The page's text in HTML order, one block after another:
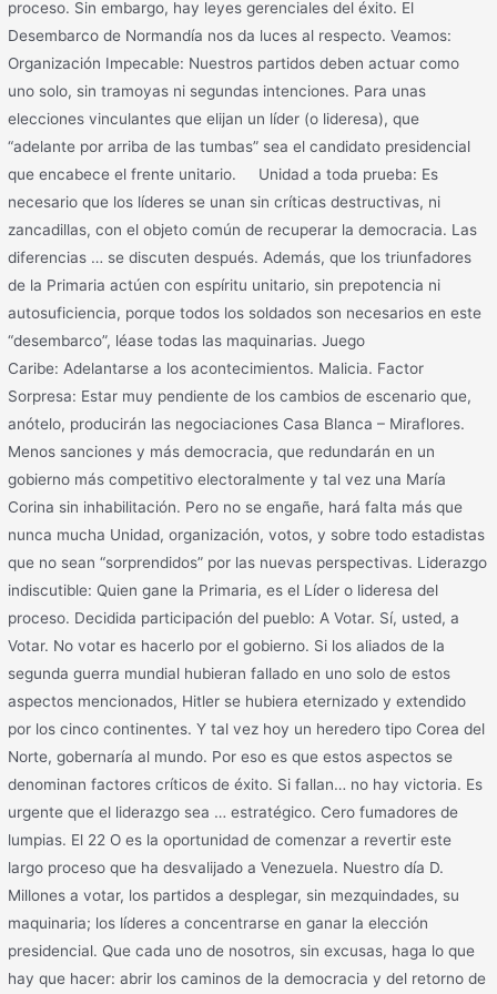
proceso. Sin embargo, hay leyes gerenciales del éxito. El
Desembarco de Normandía nos da luces al respecto. Veamos:
Organización Impecable: Nuestros partidos deben actuar como
uno solo, sin tramoyas ni segundas intenciones. Para unas
elecciones vinculantes que elijan un líder (o lideresa), que
“adelante por arriba de las tumbas” sea el candidato presidencial
que encabece el frente unitario. Unidad a toda prueba: Es
necesario que los líderes se unan sin críticas destructivas, ni
zancadillas, con el objeto común de recuperar la democracia. Las
diferencias … se discuten después. Además, que los triunfadores
de la Primaria actúen con espíritu unitario, sin prepotencia ni
autosuficiencia, porque todos los soldados son necesarios en este
“desembarco”, léase todas las maquinarias. Juego
Caribe: Adelantarse a los acontecimientos. Malicia. Factor
Sorpresa: Estar muy pendiente de los cambios de escenario que,
anótelo, producirán las negociaciones Casa Blanca – Miraflores.
Menos sanciones y más democracia, que redundarán en un
gobierno más competitivo electoralmente y tal vez una María
Corina sin inhabilitación. Pero no se engañe, hará falta más que
nunca mucha Unidad, organización, votos, y sobre todo estadistas
que no sean “sorprendidos” por las nuevas perspectivas. Liderazgo
indiscutible: Quien gane la Primaria, es el Líder o lideresa del
proceso. Decidida participación del pueblo: A Votar. Sí, usted, a
Votar. No votar es hacerlo por el gobierno. Si los aliados de la
segunda guerra mundial hubieran fallado en uno solo de estos
aspectos mencionados, Hitler se hubiera eternizado y extendido
por los cinco continentes. Y tal vez hoy un heredero tipo Corea del
Norte, gobernaría al mundo. Por eso es que estos aspectos se
denominan factores críticos de éxito. Si fallan… no hay victoria. Es
urgente que el liderazgo sea … estratégico. Cero fumadores de
lumpias. El 22 O es la oportunidad de comenzar a revertir este
largo proceso que ha desvalijado a Venezuela. Nuestro día D.
Millones a votar, los partidos a desplegar, sin mezquindades, su
maquinaria; los líderes a concentrarse en ganar la elección
presidencial. Que cada uno de nosotros, sin excusas, haga lo que
hay que hacer: abrir los caminos de la democracia y del retorno de